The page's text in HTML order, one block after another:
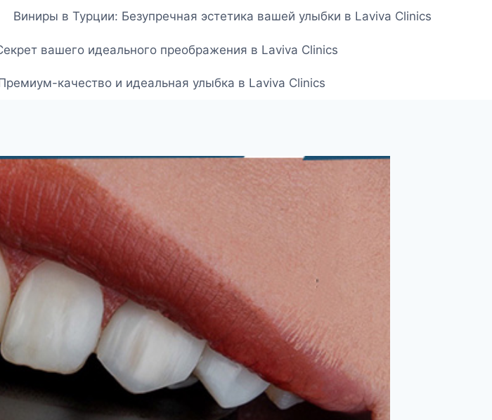
Виниры в Турции: Безупречная эстетика вашей улыбки в Laviva Clinics
вашего идеального преображения в Laviva Clinics
качество и идеальная улыбка в Laviva Clinics